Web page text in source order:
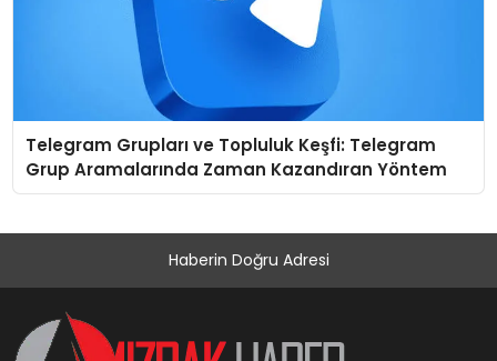
Telegram Grupları ve Topluluk Keşfi: Telegram
Grup Aramalarında Zaman Kazandıran Yöntem
Haberin Doğru Adresi